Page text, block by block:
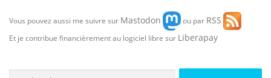
Vous pouvez aussi me suivre sur Mastodon ou par RSS
Et je contribue financièrement au logiciel libre sur Liberapay